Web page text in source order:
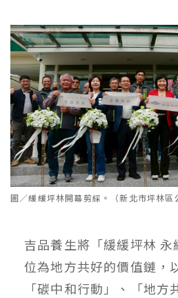
圖／緩緩坪林開幕剪綵。（新北市坪林區
吉品養生將「緩緩坪林
位為地方共好的價值鏈，
「碳中和行動」、「地方